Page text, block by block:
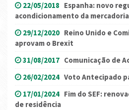
22/05/2018 Espanha: novo
acondicionamento da mercadoria
29/12/2020 Reino Unido e
aprovam o Brexit
31/08/2017 Comunicação de
26/02/2024 Voto Antecipado
17/01/2024 Fim do SEF:
de residência